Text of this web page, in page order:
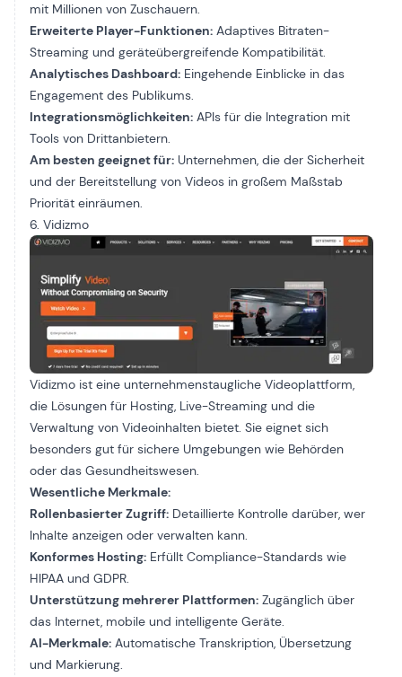
mit Millionen von Zuschauern.
Erweiterte Player-Funktionen: Adaptives Bitraten-
Streaming und geräteübergreifende Kompatibilität.
Analytisches Dashboard: Eingehende Einblicke in das
Engagement des Publikums.
Integrationsmöglichkeiten: APIs für die Integration mit
Tools von Drittanbietern.
Am besten geeignet für: Unternehmen, die der Sicherheit
und der Bereitstellung von Videos in großem Maßstab
Priorität einräumen.
6. Vidizmo
Vidizmo ist eine unternehmenstaugliche Videoplattform,
die Lösungen für Hosting, Live-Streaming und die
Verwaltung von Videoinhalten bietet. Sie eignet sich
besonders gut für sichere Umgebungen wie Behörden
oder das Gesundheitswesen.
Wesentliche Merkmale:
Rollenbasierter Zugriff: Detaillierte Kontrolle darüber, wer
Inhalte anzeigen oder verwalten kann.
Konformes Hosting: Erfüllt Compliance-Standards wie
HIPAA und GDPR.
Unterstützung mehrerer Plattformen: Zugänglich über
das Internet, mobile und intelligente Geräte.
AI-Merkmale: Automatische Transkription, Übersetzung
und Markierung.